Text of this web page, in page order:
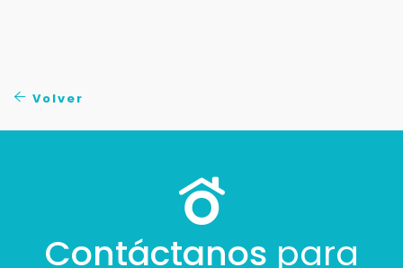
Volver
Contáctanos para